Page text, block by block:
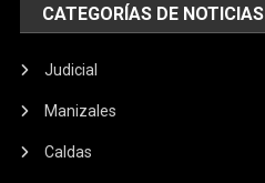
CATEGORÍAS DE NOTICIAS
Judicial
Manizales
Caldas